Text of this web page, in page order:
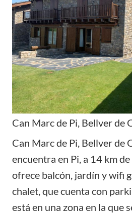
Can Marc de Pi, Bellver de
Can Marc de Pi, Bellver de
encuentra en Pi, a 14 km
ofrece balcón, jardín y wifi
chalet, que cuenta con
está en una zona en la que